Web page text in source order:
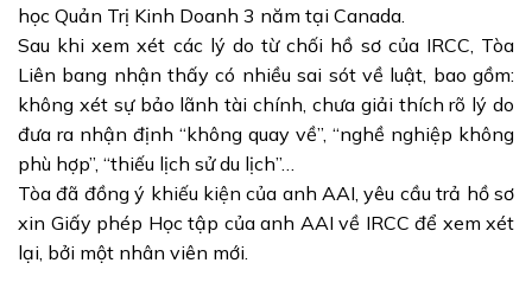
học Quản Trị Kinh Doanh 3 năm tại Canada.
Sau khi xem xét các lý do từ chối hồ sơ của IRCC, Tòa
Liên bang nhận thấy có nhiều sai sót về luật, bao gồm:
không xét sự bảo lãnh tài chính, chưa giải thích rõ lý do
đưa ra nhận định “không quay về”, “nghề nghiệp không
phù hợp”, “thiếu lịch sử du lịch”…
Tòa đã đồng ý khiếu kiện của anh AAI, yêu cầu trả hồ sơ
xin Giấy phép Học tập của anh AAI về IRCC để xem xét
lại, bởi một nhân viên mới.